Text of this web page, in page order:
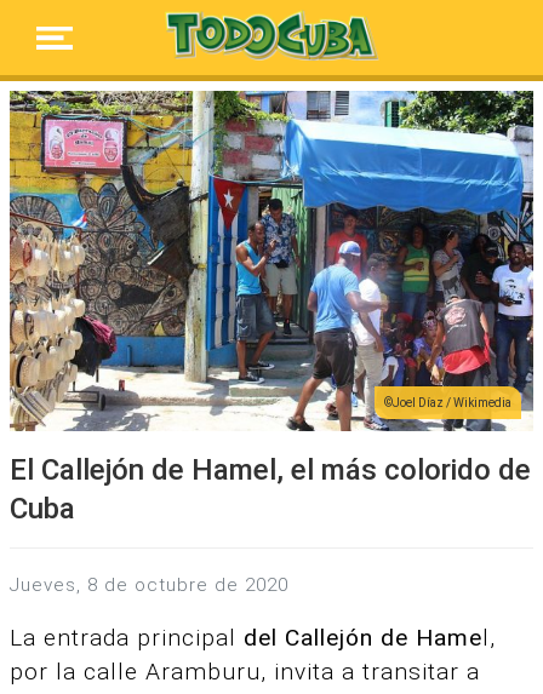
Joel Díaz / Wikimedia
El Callejón de Hamel, el más colorido de
Cuba
jueves, 8 de octubre de 2020
La entrada principal del Callejón de Hamel,
por la calle Aramburu, invita a transitar a